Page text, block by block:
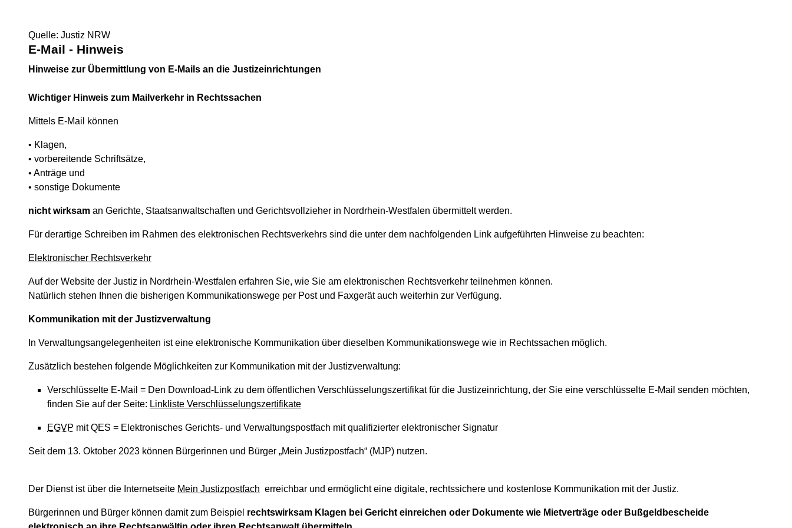
Quelle: Justiz NRW
E-Mail - Hinweis
Hinweise zur Übermittlung von E-Mails an die Justizeinrichtungen
Wichtiger Hinweis zum Mailverkehr in Rechtssachen
Mittels E-Mail können
• Klagen,
• vorbereitende Schriftsätze,
• Anträge und
• sonstige Dokumente
nicht wirksam an Gerichte, Staatsanwaltschaften und Gerichtsvollzieher in Nordrhein-Westfalen übermittelt werden.
Für derartige Schreiben im Rahmen des elektronischen Rechtsverkehrs sind die unter dem nachfolgenden Link aufgeführten Hinweise zu beachten:
Elektronischer Rechtsverkehr
Auf der Website der Justiz in Nordrhein-Westfalen erfahren Sie, wie Sie am elektronischen Rechtsverkehr teilnehmen können.
Natürlich stehen Ihnen die bisherigen Kommunikationswege per Post und Faxgerät auch weiterhin zur Verfügung.
Kommunikation mit der Justizverwaltung
In Verwaltungsangelegenheiten ist eine elektronische Kommunikation über dieselben Kommunikationswege wie in Rechtssachen möglich.
Zusätzlich bestehen folgende Möglichkeiten zur Kommunikation mit der Justizverwaltung:
Verschlüsselte E-Mail = Den Download-Link zu dem öffentlichen Verschlüsselungszertifikat für die Justizeinrichtung, der Sie eine verschlüsselte E-Mail senden möchten,
finden Sie auf der Seite: Linkliste Verschlüsselungszertifikate
EGVP mit QES = Elektronisches Gerichts- und Verwaltungspostfach mit qualifizierter elektronischer Signatur
Seit dem 13. Oktober 2023 können Bürgerinnen und Bürger „Mein Justizpostfach“ (MJP) nutzen.
Der Dienst ist über die Internetseite Mein Justizpostfach erreichbar und ermöglicht eine digitale, rechtssichere und kostenlose Kommunikation mit der Justiz.
Bürgerinnen und Bürger können damit zum Beispiel rechtswirksam Klagen bei Gericht einreichen oder Dokumente wie Mietverträge oder Bußgeldbescheide